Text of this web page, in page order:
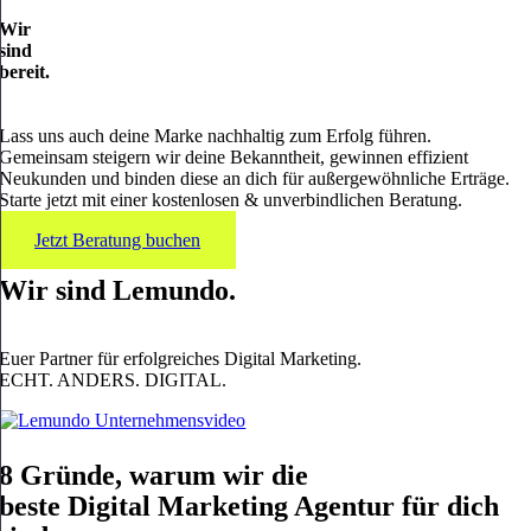
Wir
sind
bereit.
Lass uns auch deine Marke nachhaltig zumErfolg führen.
Gemeinsam steigern wir deine Bekanntheit, gewinnen effizient
Neukunden und binden diese an dich für außergewöhnliche Erträge.
Starte jetzt mit einerkostenlosen & unverbindlichen Beratung.
Jetzt Beratung buchen
Wir sindLemundo.
Euer Partner für erfolgreiches Digital Marketing.
ECHT. ANDERS. DIGITAL.
8 Gründe, warum wir die
beste Digital Marketing Agentur für dich